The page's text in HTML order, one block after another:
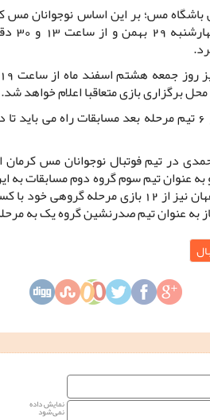
مس؛ بر این اساس نوجوانان مس
برگزاری بازی متعاقبا اعلام خواهد شد.
برنده این بازی به جمع 6 تیم مرحله بعد مسابقات راه
15 امتیاز و به عنوان تیم سوم گروه دوم
نمایش داده
نمی‌شود